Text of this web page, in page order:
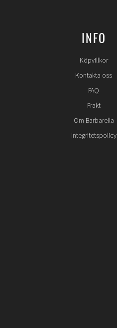
INFO
Köpvillkor
Kontakta oss
FAQ
Frakt
Om Barbarella
Integritetspolicy